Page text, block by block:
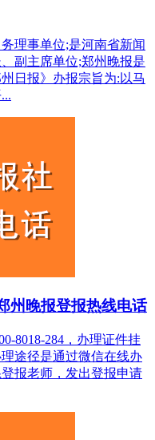
理事单位;是河南省新闻
副主席单位;郑州晚报是
日报》办报宗旨为:以马
州晚报登报热线电话
8018-284，办理证件挂
途径是通过微信在线办
报老师，发出登报申请